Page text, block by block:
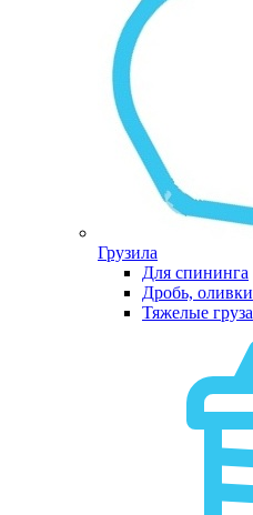
Грузила
Для спининга
Дробь, оливки
Тяжелые груза